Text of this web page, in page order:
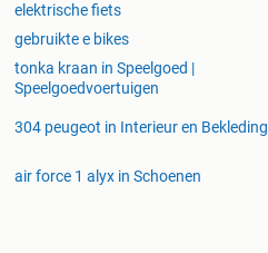
elektrische fiets
gebruikte e bikes
tonka kraan in Speelgoed |
Speelgoedvoertuigen
304 peugeot in Interieur en Bekleding
air force 1 alyx in Schoenen